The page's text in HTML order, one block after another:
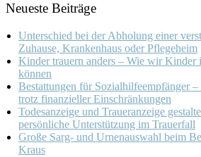
Neueste Beiträge
Unterschied bei der Abholung einer
Zuhause, Krankenhaus oder Pflegeheim
Kinder trauern anders – Wie wir Kinder
können
Bestattungen für Sozialhilfeempfänger
trotz finanzieller Einschränkungen
Todesanzeige und Traueranzeige
persönliche Unterstützung im Trauerfall
Große Sarg- und Urnenauswahl beim
Kraus